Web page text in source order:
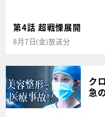
第4話 超戦慄展開
8月7日(金)放送分
ク
急